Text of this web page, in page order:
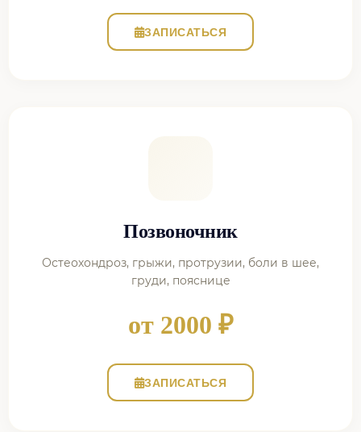
ЗАПИСАТЬСЯ
Позвоночник
Остеохондроз, грыжи, протрузии, боли в шее,
груди, пояснице
от 2000 ₽
ЗАПИСАТЬСЯ